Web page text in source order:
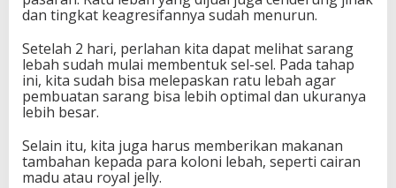
dan tingkat keagresifannya sudah menurun.
Setelah 2 hari, perlahan kita dapat melihat sarang
lebah sudah mulai membentuk sel-sel. Pada tahap
ini, kita sudah bisa melepaskan ratu lebah agar
pembuatan sarang bisa lebih optimal dan ukuranya
lebih besar.
Selain itu, kita juga harus memberikan makanan
tambahan kepada para koloni lebah, seperti cairan
madu atau royal jelly.